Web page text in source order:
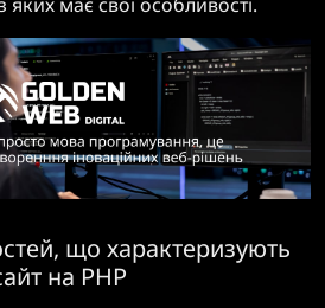
що характеризують
на PHP